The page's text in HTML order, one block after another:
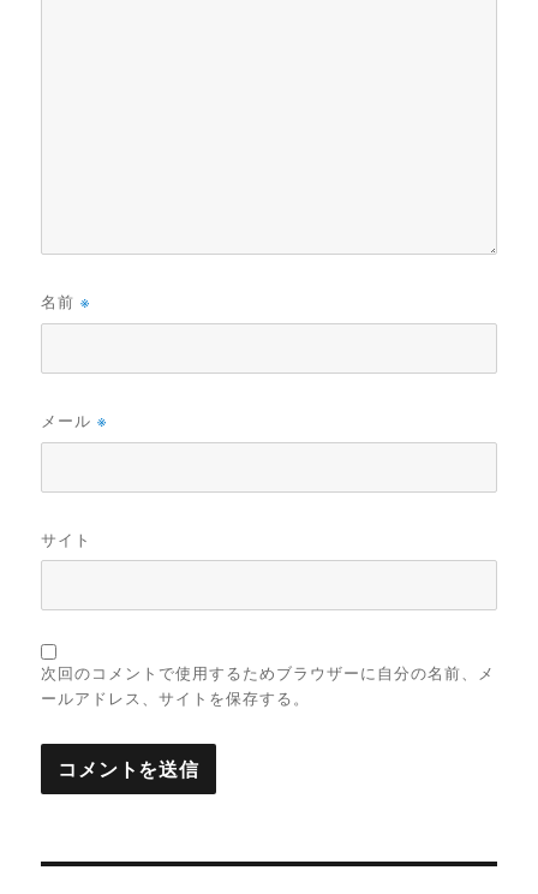
名前※
メール※
サイト
次回のコメントで使用するためブラウザーに自分の名前、メ
ールアドレス、サイトを保存する。